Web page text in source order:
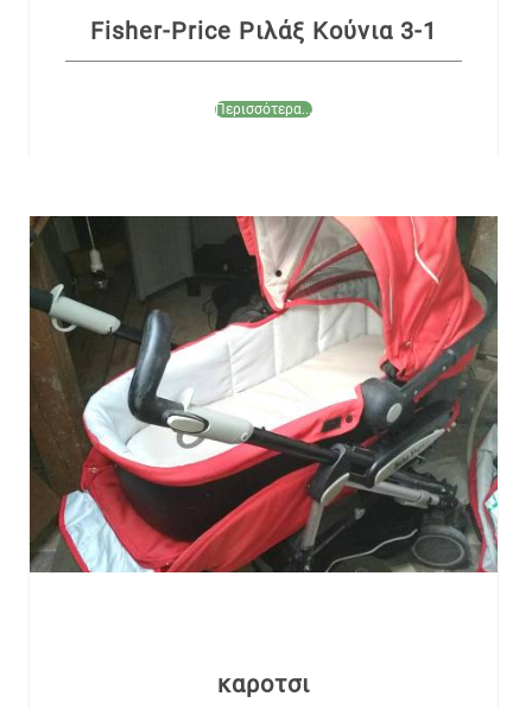
Fisher-Price Ριλάξ Κούνια 3-1
Περισσότερα...
καροτσι